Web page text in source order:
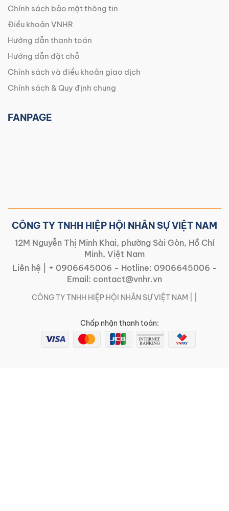
Chính sách bảo mật thông tin
Điều khoản VNHR
Hướng dẫn thanh toán
Hướng dẫn đặt chỗ
Chính sách và điều khoản giao dịch
Chính sách & Quy định chung
FANPAGE
CÔNG TY TNHH HIỆP HỘI NHÂN SỰ VIỆT NAM
12M Nguyễn Thị Minh Khai, phường Sài Gòn, Hồ Chí
Minh, Việt Nam
Liên hệ |
+ 0906645006 - Hotline: 0906645006 -
Email: contact@vnhr.vn
CÔNG TY TNHH HIỆP HỘI NHÂN SỰ VIỆT NAM | |
Chấp nhận thanh toán: